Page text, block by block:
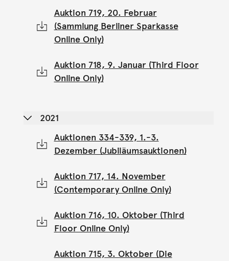
Auktion 719, 20. Februar
(Sammlung Berliner Sparkasse
Online Only)
Auktion 718, 9. Januar (Third Floor
Online Only)
2021
Auktionen 334-339, 1.-3.
Dezember (Jubiläumsauktionen)
Auktion 717, 14. November
(Contemporary Online Only)
Auktion 716, 10. Oktober (Third
Floor Online Only)
Auktion 715, 3. Oktober (Die